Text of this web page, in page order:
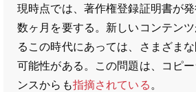
現時点では、著作権登録証明書が
数ヶ月を要する。新しいコンテン
るこの時代にあっては、さまざま
可能性がある。この問題は、コピ
ンスからも指摘されている。